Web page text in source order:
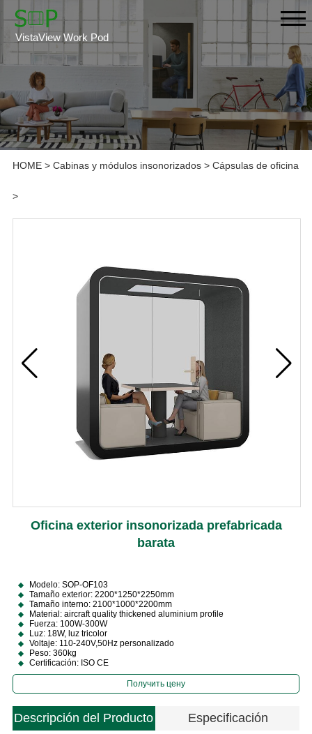
VistaView Work Pod
HOME> Cabinas y módulos insonorizados> Cápsulas de oficina
>
Oficina exterior insonorizada prefabricada
barata
Modelo: SOP-OF103
Tamaño exterior: 2200*1250*2250mm
Tamaño interno: 2100*1000*2200mm
Material: aircraft quality thickened aluminium profile
Fuerza: 100W-300W
Luz: 18W, luz tricolor
Voltaje: 110-240V,50Hz personalizado
Peso: 360kg
Certificación: ISO CE
Получить цену
Descripción del Producto Especificación